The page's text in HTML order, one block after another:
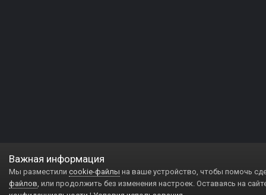
Важная информация
Мы разместили cookie-файлы на ваше устройство, чтобы помочь
файлов, или продолжить без изменения настроек. Оставаясь на